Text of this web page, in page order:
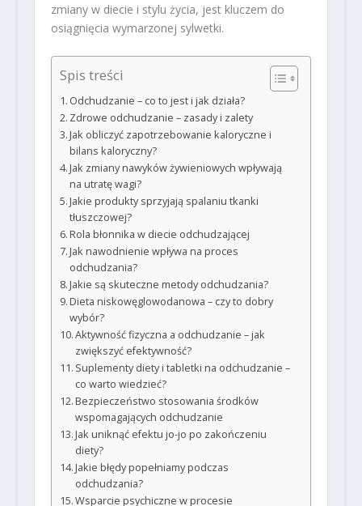
zmiany w diecie i stylu życia, jest kluczem do
osiągnięcia wymarzonej sylwetki.
Spis treści
Odchudzanie – co to jest i jak działa?
Zdrowe odchudzanie – zasady i zalety
Jak obliczyć zapotrzebowanie kaloryczne i
bilans kaloryczny?
Jak zmiany nawyków żywieniowych wpływają
na utratę wagi?
Jakie produkty sprzyjają spalaniu tkanki
tłuszczowej?
Rola błonnika w diecie odchudzającej
Jak nawodnienie wpływa na proces
odchudzania?
Jakie są skuteczne metody odchudzania?
Dieta niskowęglowodanowa – czy to dobry
wybór?
Aktywność fizyczna a odchudzanie – jak
zwiększyć efektywność?
Suplementy diety i tabletki na odchudzanie –
co warto wiedzieć?
Bezpieczeństwo stosowania środków
wspomagających odchudzanie
Jak uniknąć efektu jo-jo po zakończeniu
diety?
Jakie błędy popełniamy podczas
odchudzania?
Wsparcie psychiczne w procesie